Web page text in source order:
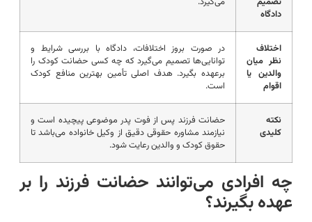
دادگاه
اختلاف
نظر میان
والدین یا
اقوام
در صورت بروز اختلافات، دادگاه با بررسی شرایط و
توانایی‌ها تصمیم می‌گیرد که چه کسی حضانت کودک را
برعهده بگیرد. هدف اصلی تأمین بهترین منافع کودک
است.
نکته
کلیدی
حضانت فرزند پس از فوت پدر موضوعی پیچیده است و
نیازمند مشاوره حقوقی دقیق از وکیل خانواده می‌باشد تا
حقوق کودک و والدین رعایت شود.
چه افرادی می‌توانند حضانت فرزند را بر
عهده بگیرند؟